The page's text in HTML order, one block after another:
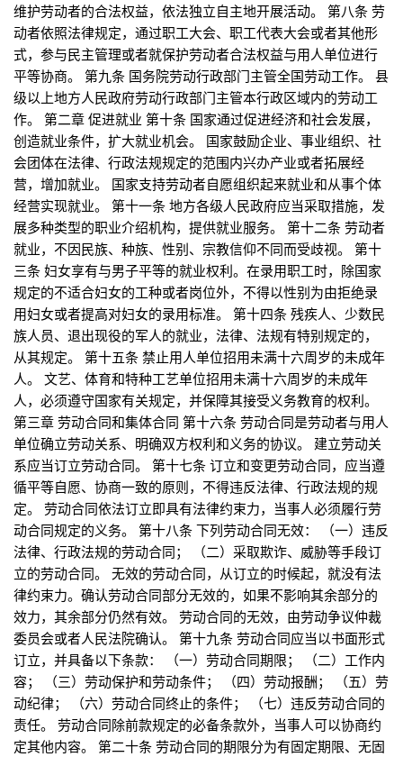
维护劳动者的合法权益，依法独立自主地开展活动。 第八条 劳
动者依照法律规定，通过职工大会、职工代表大会或者其他形
式，参与民主管理或者就保护劳动者合法权益与用人单位进行
平等协商。 第九条 国务院劳动行政部门主管全国劳动工作。 县
级以上地方人民政府劳动行政部门主管本行政区域内的劳动工
作。 第二章 促进就业 第十条 国家通过促进经济和社会发展，
创造就业条件，扩大就业机会。 国家鼓励企业、事业组织、社
会团体在法律、行政法规规定的范围内兴办产业或者拓展经
营，增加就业。 国家支持劳动者自愿组织起来就业和从事个体
经营实现就业。 第十一条 地方各级人民政府应当采取措施，发
展多种类型的职业介绍机构，提供就业服务。 第十二条 劳动者
就业，不因民族、种族、性别、宗教信仰不同而受歧视。 第十
三条 妇女享有与男子平等的就业权利。在录用职工时，除国家
规定的不适合妇女的工种或者岗位外，不得以性别为由拒绝录
用妇女或者提高对妇女的录用标准。 第十四条 残疾人、少数民
族人员、退出现役的军人的就业，法律、法规有特别规定的，
从其规定。 第十五条 禁止用人单位招用未满十六周岁的未成年
人。 文艺、体育和特种工艺单位招用未满十六周岁的未成年
人，必须遵守国家有关规定，并保障其接受义务教育的权利。
第三章 劳动合同和集体合同 第十六条 劳动合同是劳动者与用人
单位确立劳动关系、明确双方权利和义务的协议。 建立劳动关
系应当订立劳动合同。 第十七条 订立和变更劳动合同，应当遵
循平等自愿、协商一致的原则，不得违反法律、行政法规的规
定。 劳动合同依法订立即具有法律约束力，当事人必须履行劳
动合同规定的义务。 第十八条 下列劳动合同无效： （一）违反
法律、行政法规的劳动合同； （二）采取欺诈、威胁等手段订
立的劳动合同。 无效的劳动合同，从订立的时候起，就没有法
律约束力。确认劳动合同部分无效的，如果不影响其余部分的
效力，其余部分仍然有效。 劳动合同的无效，由劳动争议仲裁
委员会或者人民法院确认。 第十九条 劳动合同应当以书面形式
订立，并具备以下条款： （一）劳动合同期限； （二）工作内
容； （三）劳动保护和劳动条件； （四）劳动报酬； （五）劳
动纪律； （六）劳动合同终止的条件； （七）违反劳动合同的
责任。 劳动合同除前款规定的必备条款外，当事人可以协商约
定其他内容。 第二十条 劳动合同的期限分为有固定期限、无固